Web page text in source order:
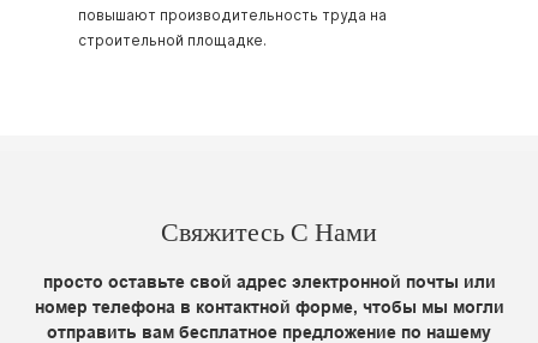
повышают производительность труда на
строительной площадке.
Свяжитесь С Нами
просто оставьте свой адрес электронной почты или
номер телефона в контактной форме, чтобы мы могли
отправить вам бесплатное предложение по нашему